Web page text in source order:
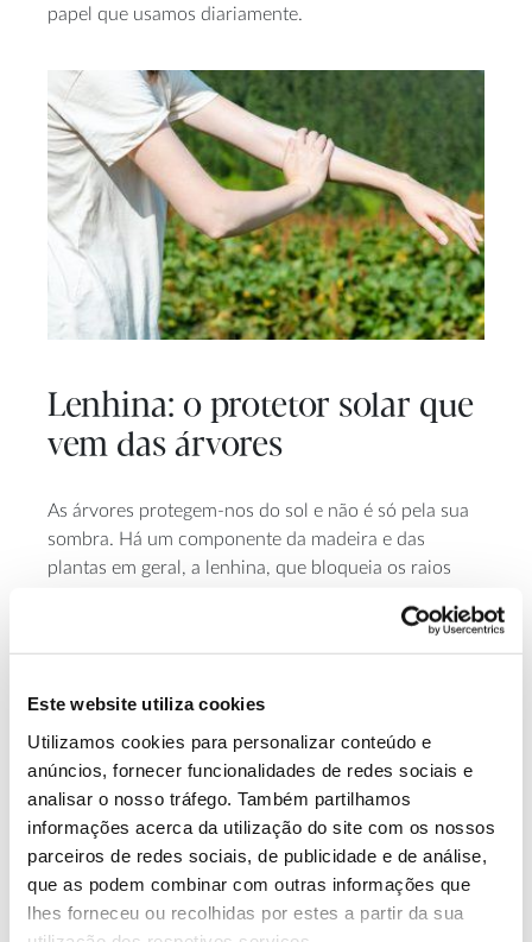
Este website utiliza cookies
Utilizamos cookies para personalizar conteúdo e
anúncios, fornecer funcionalidades de redes sociais e
analisar o nosso tráfego. Também partilhamos
informações acerca da utilização do site com os nossos
parceiros de redes sociais, de publicidade e de análise,
que as podem combinar com outras informações que
lhes forneceu ou recolhidas por estes a partir da sua
papel que usamos diariamente.
Lenhina: o protetor solar que
vem das árvores
As árvores protegem-nos do sol e não é só pela sua
sombra. Há um componente da madeira e das
plantas em geral, a lenhina, que bloqueia os raios
sector da cosmética como ingrediente para proteção
solar. Em Portugal, a investigação nesta área abre
florestal, renovável e abundante.